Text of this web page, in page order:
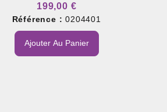
199,00 €
Référence : 0204401
Ajouter Au Panier